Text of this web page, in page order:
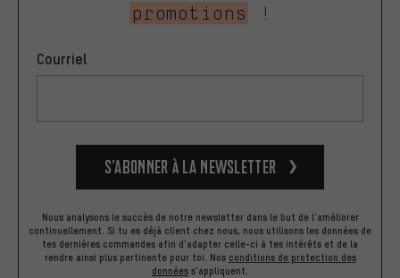
promotions
!
Courriel
S’abonner à la newsletter
Nous analysons le succès de notre newsletter dans le but de l'améliorer
continuellement. Si tu es déjà client chez nous, nous utilisons les données de
tes dernières commandes afin d'adapter celle-ci à tes intérêts et de la
rendre ainsi plus pertinente pour toi. Nos conditions de protection des
données s'appliquent.